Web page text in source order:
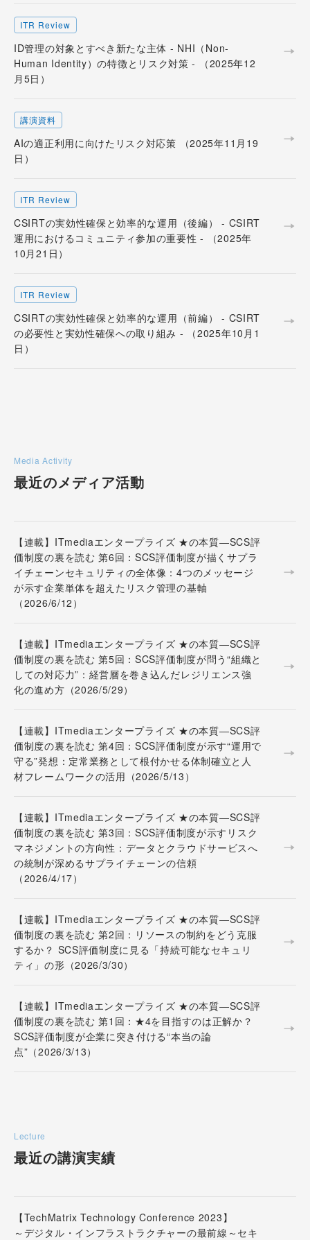
ITR Review
ID管理の対象とすべき新たな主体 - NHI（Non-
Human Identity）の特徴とリスク対策 - （2025年12
月5日）
講演資料
AIの適正利用に向けたリスク対応策 （2025年11月19
日）
ITR Review
CSIRTの実効性確保と効率的な運用（後編） - CSIRT
運用におけるコミュニティ参加の重要性 - （2025年
10月21日）
ITR Review
CSIRTの実効性確保と効率的な運用（前編） - CSIRT
の必要性と実効性確保への取り組み - （2025年10月1
日）
Media Activity
最近のメディア活動
【連載】ITmediaエンタープライズ ★の本質―SCS評
価制度の裏を読む 第6回：SCS評価制度が描くサプラ
イチェーンセキュリティの全体像：4つのメッセージ
が示す企業単体を超えたリスク管理の基軸
（2026/6/12）
【連載】ITmediaエンタープライズ ★の本質―SCS評
価制度の裏を読む 第5回：SCS評価制度が問う“組織と
しての対応力”：経営層を巻き込んだレジリエンス強
化の進め方（2026/5/29）
【連載】ITmediaエンタープライズ ★の本質―SCS評
価制度の裏を読む 第4回：SCS評価制度が示す“運用で
守る”発想：定常業務として根付かせる体制確立と人
材フレームワークの活用（2026/5/13）
【連載】ITmediaエンタープライズ ★の本質―SCS評
価制度の裏を読む 第3回：SCS評価制度が示すリスク
マネジメントの方向性：データとクラウドサービスへ
の統制が深めるサプライチェーンの信頼
（2026/4/17）
【連載】ITmediaエンタープライズ ★の本質―SCS評
価制度の裏を読む 第2回：リソースの制約をどう克服
するか？ SCS評価制度に見る「持続可能なセキュリ
ティ」の形（2026/3/30）
【連載】ITmediaエンタープライズ ★の本質―SCS評
価制度の裏を読む 第1回：★4を目指すのは正解か？
SCS評価制度が企業に突き付ける“本当の論
点”（2026/3/13）
Lecture
最近の講演実績
【TechMatrix Technology Conference 2023】
～デジタル・インフラストラクチャーの最前線～セキ